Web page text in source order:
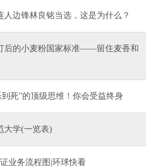
人边锋林良铭当选，这是为什么？
后的小麦粉国家标准——留住麦香和
死”的顶级思维！你会受益终身
大学(一览表)
业务流程图|环球快看